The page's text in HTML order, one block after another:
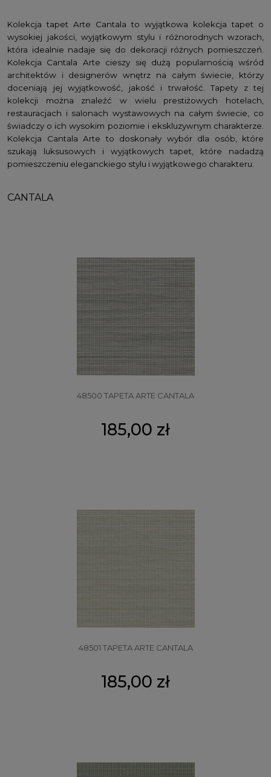
Kolekcja tapet Arte Cantala to wyjątkowa kolekcja tapet o
wysokiej jakości, wyjątkowym stylu i różnorodnych wzorach,
która idealnie nadaje się do dekoracji różnych pomieszczeń.
Kolekcja Cantala Arte cieszy się dużą popularnością wśród
architektów i designerów wnętrz na całym świecie, którzy
doceniają jej wyjątkowość, jakość i trwałość. Tapety z tej
kolekcji można znaleźć w wielu prestiżowych hotelach,
restauracjach i salonach wystawowych na całym świecie, co
świadczy o ich wysokim poziomie i ekskluzywnym charakterze.
Kolekcja Cantala Arte to doskonały wybór dla osób, które
szukają luksusowych i wyjątkowych tapet, które nadadzą
pomieszczeniu eleganckiego stylu i wyjątkowego charakteru.
CANTALA
48500 TAPETA ARTE CANTALA
185,00 zł
48501 TAPETA ARTE CANTALA
185,00 zł